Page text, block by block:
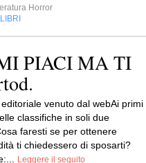
Horror
LIBRI
PIACI MA TI
venuto dal webAi primi
classifiche in soli due
faresti se per ottenere
ti chiedessero di sposarti?
Leggere il seguito